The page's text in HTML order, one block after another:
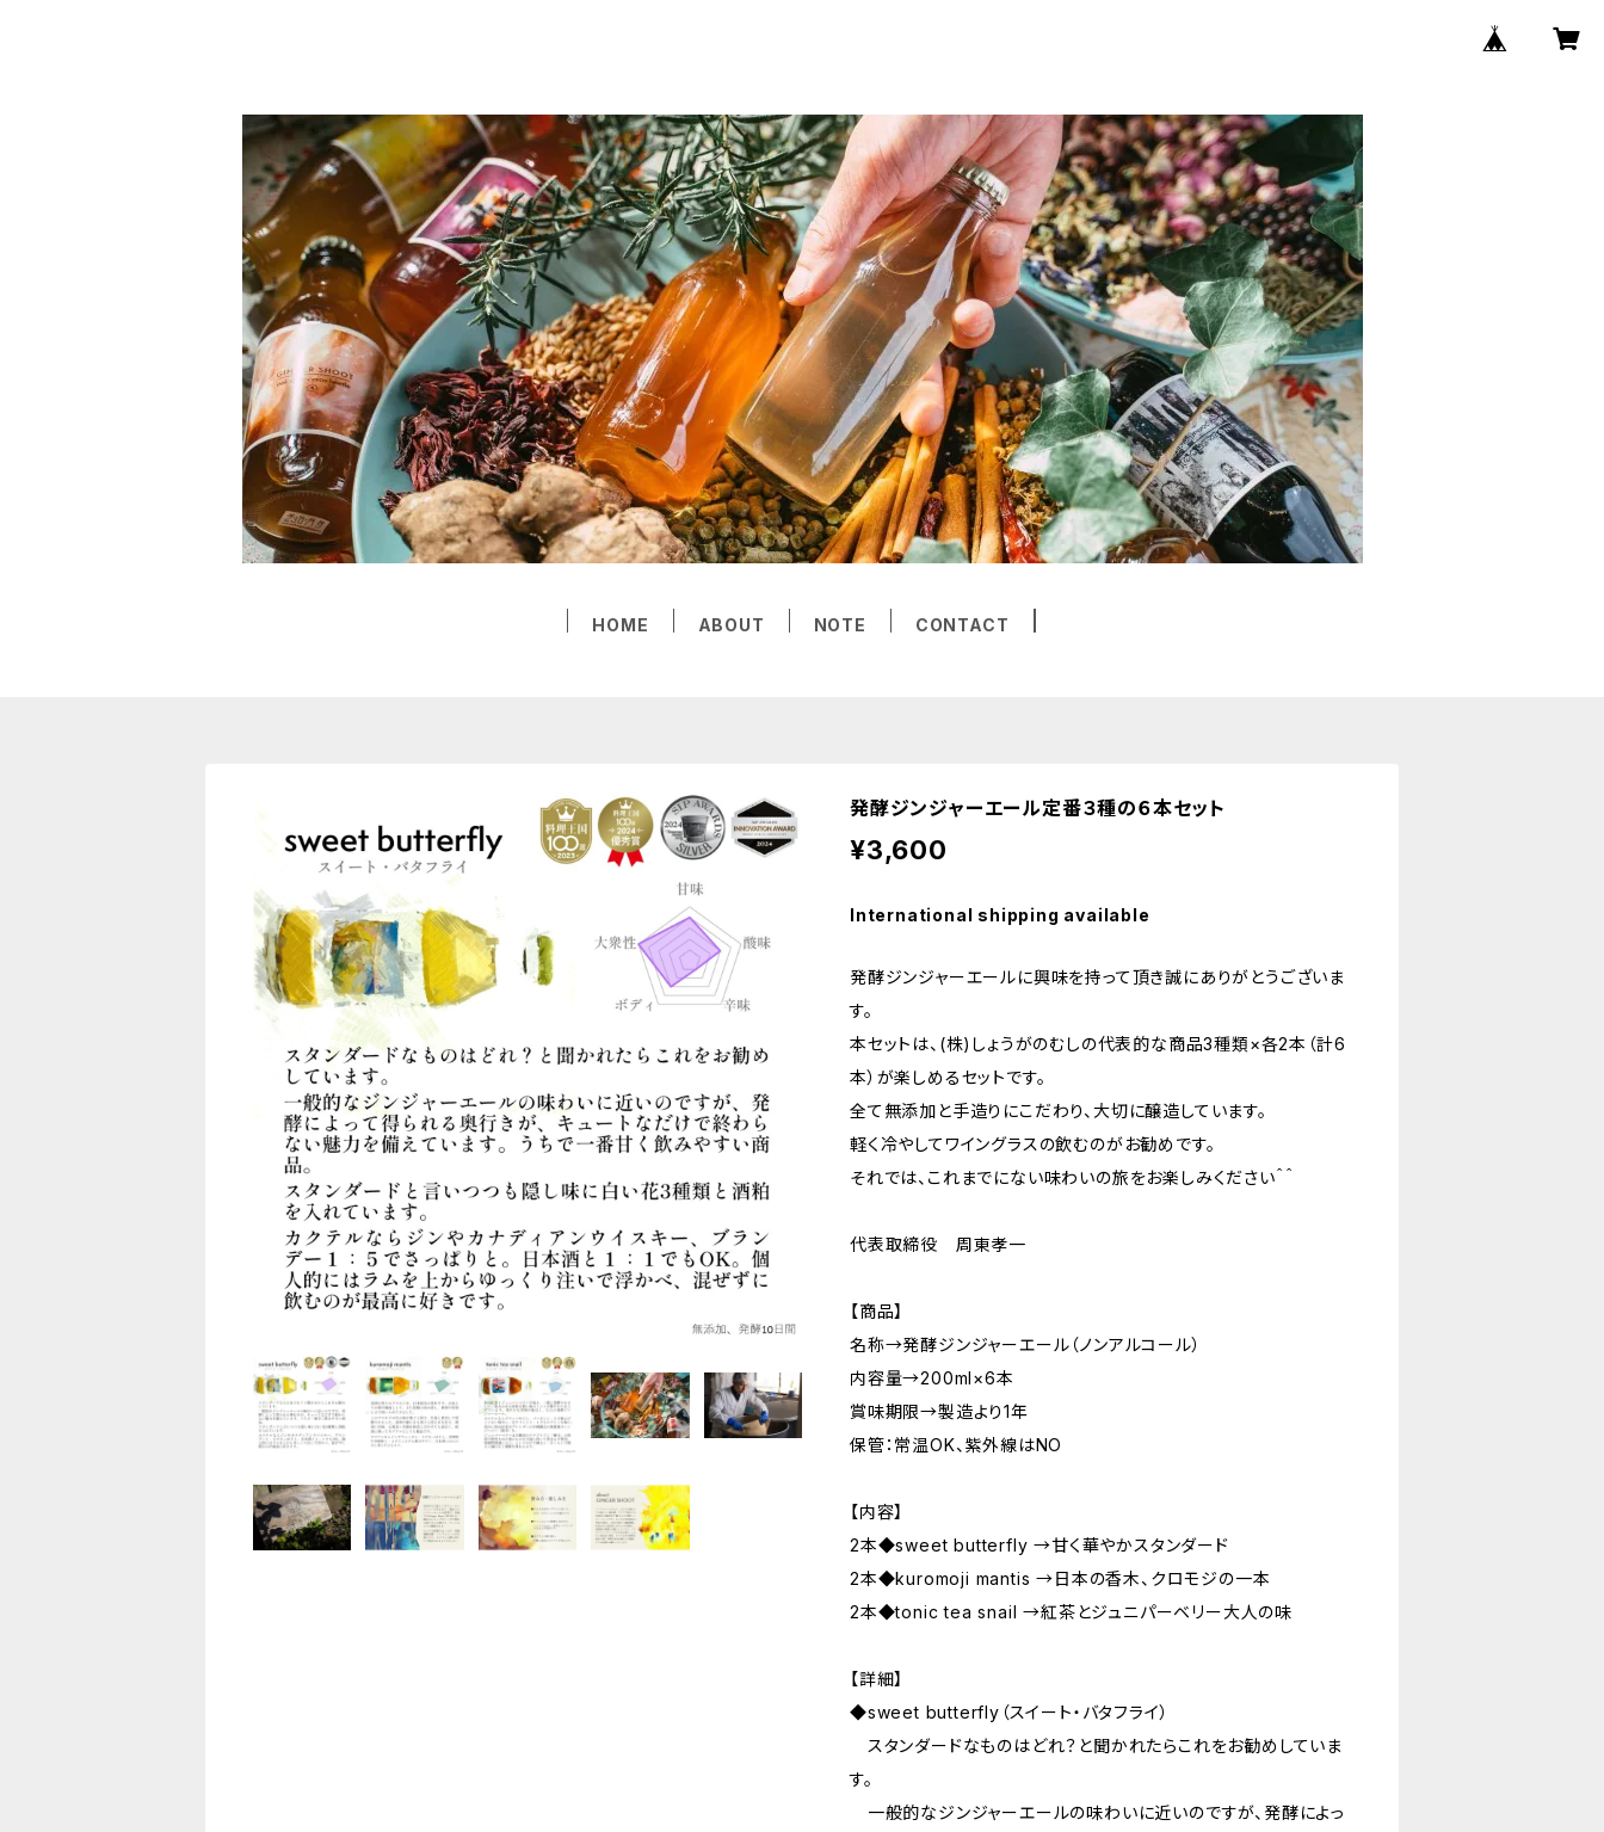
HOME ABOUT NOTE CONTACT
発酵ジンジャーエール定番３種の６本セット
¥3,600
International shipping available
発酵ジンジャーエールに興味を持って頂き誠にありがとうございま
す。
本セットは、(株)しょうがのむしの代表的な商品3種類×各2本（計6
本）が楽しめるセットです。
全て無添加と手造りにこだわり、大切に醸造しています。
軽く冷やしてワイングラスの飲むのがお勧めです。
それでは、これまでにない味わいの旅をお楽しみください＾＾
代表取締役 周東孝一
【商品】
名称→発酵ジンジャーエール（ノンアルコール）
内容量→200ml×6本
賞味期限→製造より1年
保管：常温OK、紫外線はNO
【内容】
2本◆sweet butterfly →甘く華やかスタンダード
2本◆kuromoji mantis →日本の香木、クロモジの一本
2本◆tonic tea snail →紅茶とジュニパーベリー大人の味
【詳細】
◆sweet butterfly（スイート・バタフライ）
スタンダードなものはどれ？と聞かれたらこれをお勧めしていま
す。
一般的なジンジャーエールの味わいに近いのですが、発酵によっ